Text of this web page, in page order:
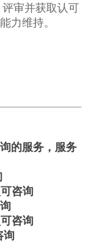
审并获取认可
力维持。
的服务，服务
咨询
咨询
询